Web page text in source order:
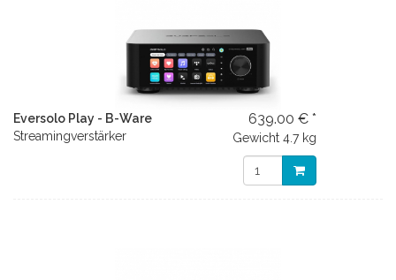
Eversolo Play - B-Ware
Streamingverstärker
639.00 € *
Gewicht 4.7 kg